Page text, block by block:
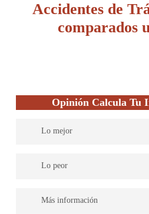
Accidentes de
comparados
Opinión Calcula Tu
Lo mejor
98% de éxitoy más de
Lo peor
Más información